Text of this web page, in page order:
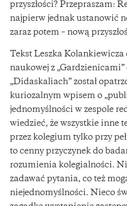
przyszłości? Przepraszam:
najpierw jednak ustanowić
zaraz potem – nową
Tekst Leszka Kolankiewicza
naukowej z
„Didaskaliach” został
kuriozalnym wpisem o
jednomyślności w zespole
wiedzieć, że wszystkie inne
przez kolegium tylko przy
to cenny przyczynek do
rozumienia kolegialności.
zadawać pytania, co też
niejednomyślności. Nieco